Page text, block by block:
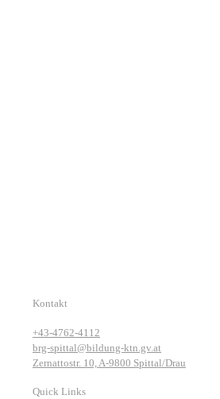
Kontakt
+43-4762-4112
brg-spittal@bildung-ktn.gv.at
Zernattostr. 10, A-9800 Spittal/Drau
Quick Links